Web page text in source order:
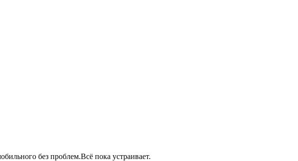
без проблем.Всё пока устраивает.